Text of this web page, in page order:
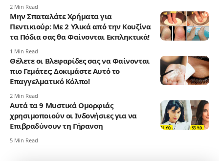
2 Min Read
Μην Σπαταλάτε Χρήματα για
Πεντικιούρ: Με 2 Υλικά από την Κουζίνα
τα Πόδια σας θα Φαίνονται Εκπληκτικά!
1 Min Read
Θέλετε οι Βλεφαρίδες σας να Φαίνονται
πιο Γεμάτες; Δοκιμάστε Αυτό το
Επαγγελματικό Κόλπο!
2 Min Read
Αυτά τα 9 Μυστικά Ομορφιάς
χρησιμοποιούν οι Ινδονήσιες για να
Επιβραδύνουν τη Γήρανση
5 Min Read